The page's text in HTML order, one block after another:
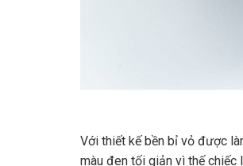
Với thiết kế bền bỉ vỏ được
màu đen tối giản vì thế